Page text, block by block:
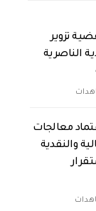
بقضية تزوير
الناصرية
معالجات
والنقدية